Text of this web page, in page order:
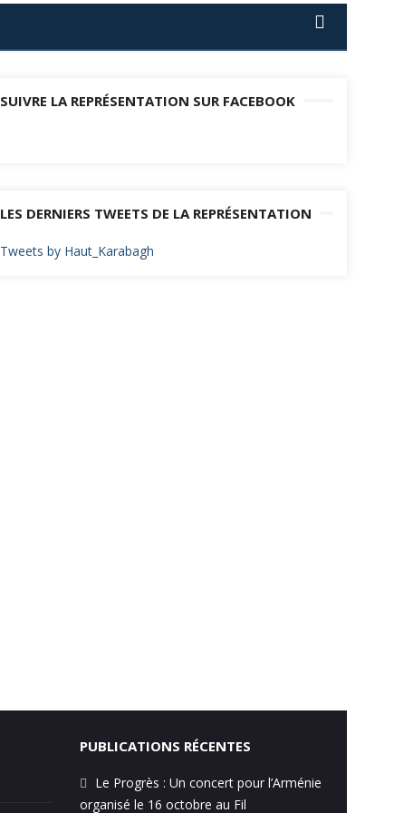
SUIVRE LA REPRÉSENTATION SUR FACEBOOK
LES DERNIERS TWEETS DE LA REPRÉSENTATION
Tweets by Haut_Karabagh
PUBLICATIONS RÉCENTES
Le Progrès : Un concert pour l’Arménie
organisé le 16 octobre au Fil